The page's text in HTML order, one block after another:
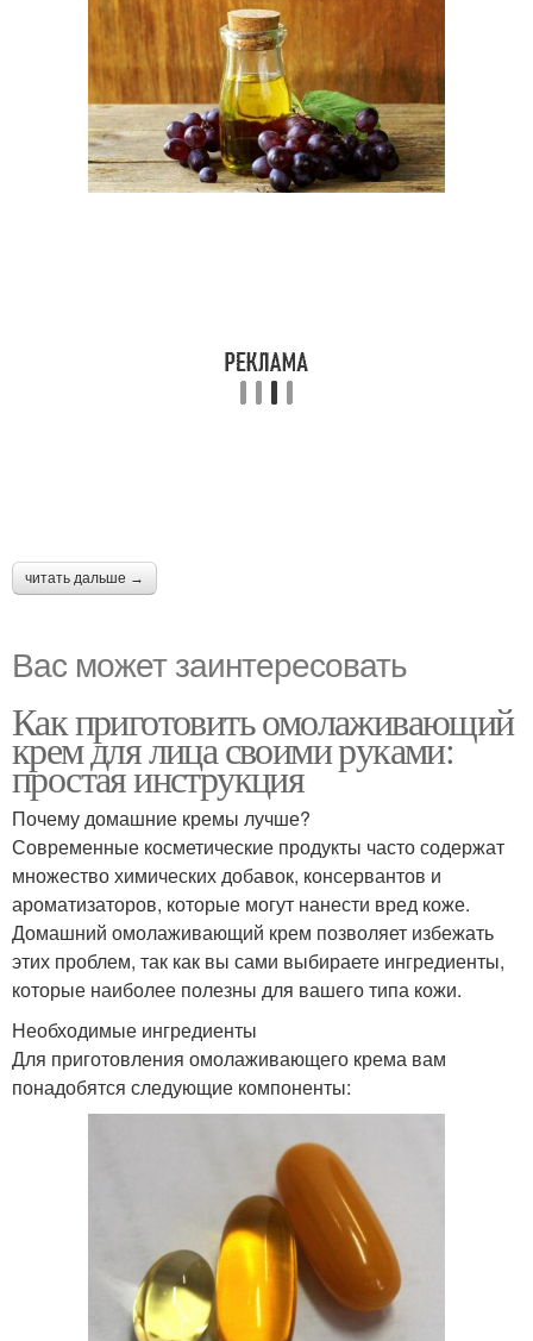
читать дальше →
Вас может заинтересовать
Как приготовить омолаживающий
крем для лица своими руками:
простая инструкция
Почему домашние кремы лучше?
Современные косметические продукты часто содержат
множество химических добавок, консервантов и
ароматизаторов, которые могут нанести вред коже.
Домашний омолаживающий крем позволяет избежать
этих проблем, так как вы сами выбираете ингредиенты,
которые наиболее полезны для вашего типа кожи.
Необходимые ингредиенты
Для приготовления омолаживающего крема вам
понадобятся следующие компоненты: